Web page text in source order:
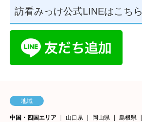
訪看みっけ公式LINEはこちら
地域
中国・四国エリア
山口県 岡山県 島根県